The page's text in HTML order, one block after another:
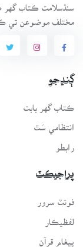
مختلف موضوعن تي
ڳنڍجو
ڪتاب گهر بابت
انتظامي سَٿ
رابطو
پراجيڪٽ
فونٽ سرور
لفظيڪار
پيغامِ قرآن